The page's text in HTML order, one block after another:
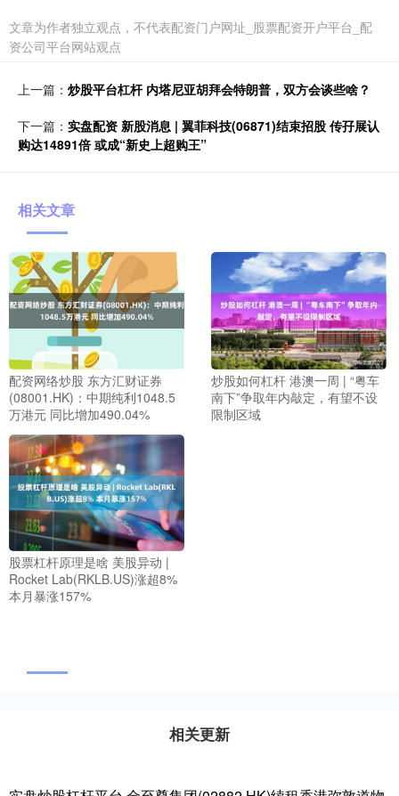
文章为作者独立观点，不代表配资门户网址_股票配资开户平台_配
资公司平台网站观点
上一篇： 炒股平台杠杆 内塔尼亚胡拜会特朗普，双方会谈些啥？
下一篇： 实盘配资 新股消息 | 翼菲科技(06871)结束招股 传孖展认
购达14891倍 或成“新史上超购王”
相关文章
配资网络炒股 东方汇财证券
(08001.HK)：中期纯利1048.5
万港元 同比增加490.04%
炒股如何杠杆 港澳一周 | “粤车
南下”争取年内敲定，有望不设
限制区域
股票杠杆原理是啥 美股异动 |
Rocket Lab(RKLB.US)涨超8%
本月暴涨157%
相关更新